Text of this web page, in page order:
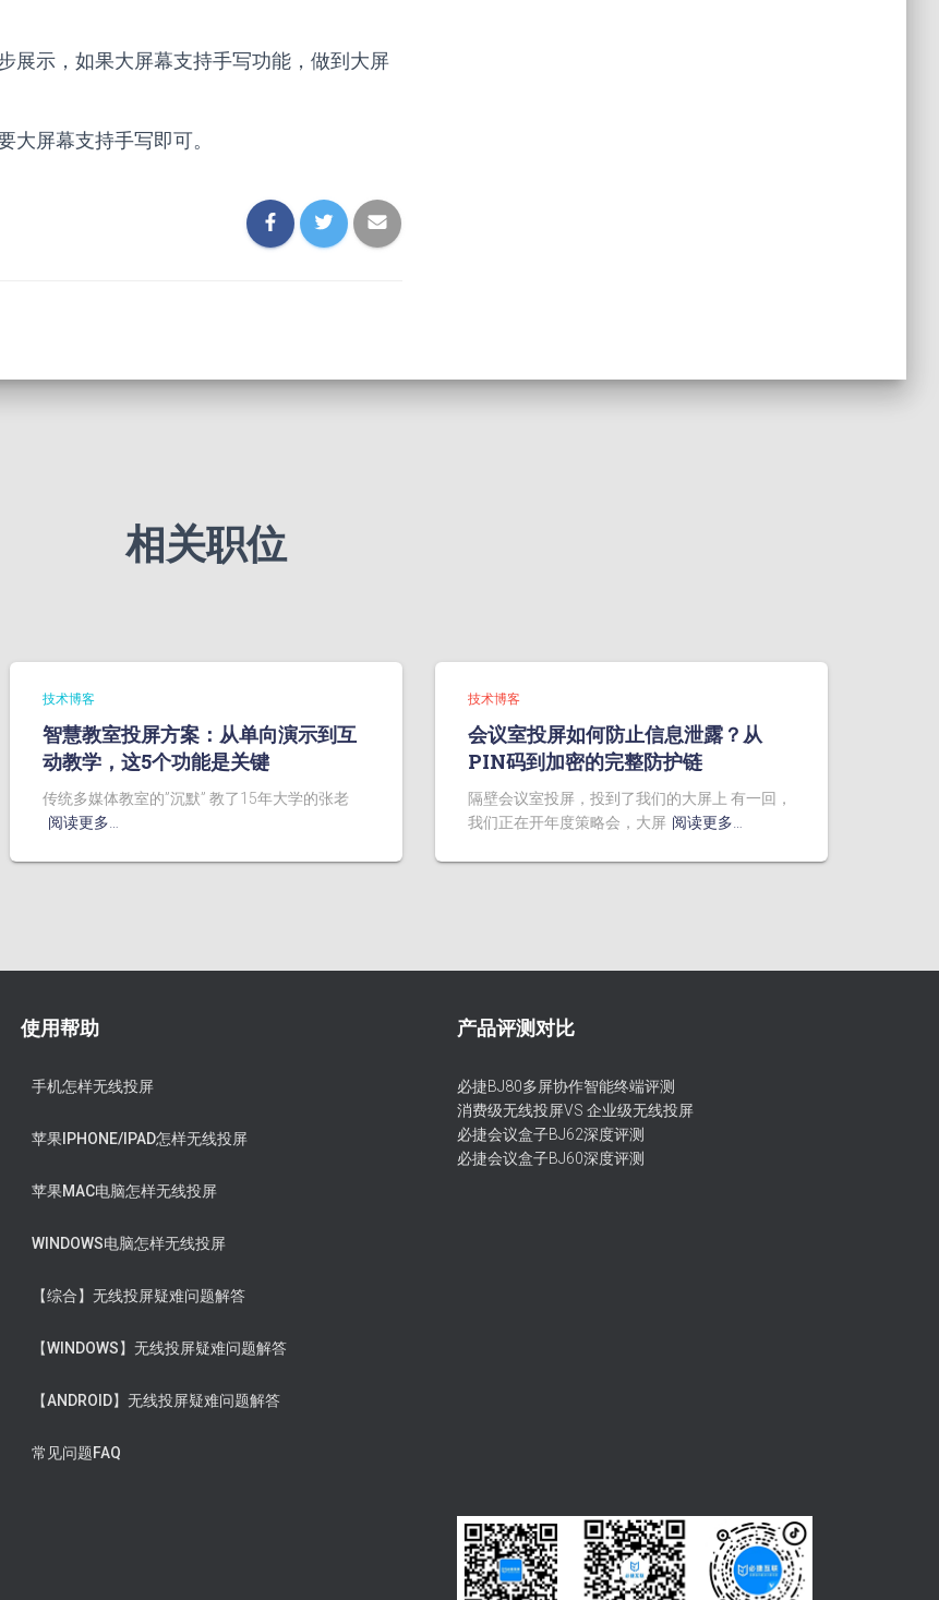
展示，如果大屏幕支持手写功能，做到大屏
大屏幕支持手写即可。
相关职位
技术博客
智慧教室投屏方案：从单向演示到互
动教学，这5个功能是关键
传统多媒体教室的”沉默” 教了15年大学的张老
阅读更多…
技术博客
会议室投屏如何防止信息泄露？从
PIN码到加密的完整防护链
隔壁会议室投屏，投到了我们的大屏上 有一回，
我们正在开年度策略会，大屏 阅读更多…
使用帮助
手机怎样无线投屏
苹果IPHONE/IPAD怎样无线投屏
苹果MAC电脑怎样无线投屏
WINDOWS电脑怎样无线投屏
【综合】无线投屏疑难问题解答
【WINDOWS】无线投屏疑难问题解答
【ANDROID】无线投屏疑难问题解答
常见问题FAQ
产品评测对比
必捷BJ80多屏协作智能终端评测
消费级无线投屏VS 企业级无线投屏
必捷会议盒子BJ62深度评测
必捷会议盒子BJ60深度评测